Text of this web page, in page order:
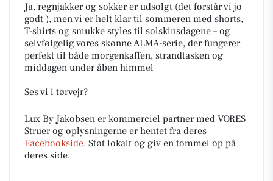
Ja, regnjakker og sokker er udsolgt (det forstår vi jo
godt ), men vi er helt klar til sommeren med shorts,
T-shirts og smukke styles til solskinsdagene – og
selvfølgelig vores skønne ALMA-serie, der fungerer
perfekt til både morgenkaffen, strandtasken og
middagen under åben himmel
Ses vi i tørvejr?
Lux By Jakobsen er kommerciel partner med VORES
Struer og oplysningerne er hentet fra deres
Facebookside. Støt lokalt og giv en tommel op på
deres side.